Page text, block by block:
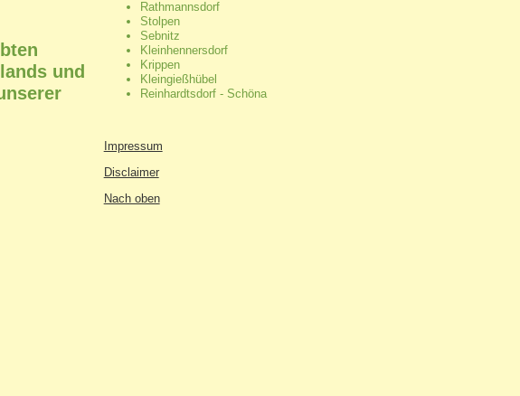
und
Rathmannsdorf
Stolpen
Sebnitz
Kleinhennersdorf
Krippen
Kleingießhübel
Reinhardtsdorf - Schöna
Impressum
Disclaimer
Nach oben